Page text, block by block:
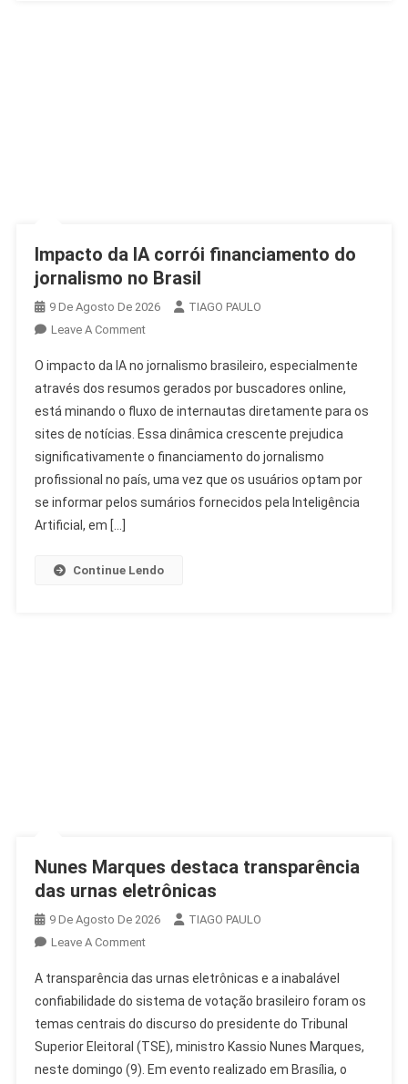
Impacto da IA corrói financiamento do
jornalismo no Brasil
9 De Agosto De 2026
TIAGO PAULO
Leave A CommentOn
Da
IA
Corrói
Financiamento
Do
Jornalismo
No
O impacto da IA no jornalismo brasileiro, especialmente
através dos resumos gerados por buscadores online,
está minando o fluxo de internautas diretamente para os
sites de notícias. Essa dinâmica crescente prejudica
significativamente o financiamento do jornalismo
profissional no país, uma vez que os usuários optam por
se informar pelos sumários fornecidos pela Inteligência
Artificial, em […]
Continue Lendo
Nunes Marques destaca transparência
das urnas eletrônicas
9 De Agosto De 2026
TIAGO PAULO
Leave A CommentOn
Marques
Destaca
Transparência
Das
Urnas
A transparência das urnas eletrônicas e a inabalável
confiabilidade do sistema de votação brasileiro foram os
temas centrais do discurso do presidente do Tribunal
Superior Eleitoral (TSE), ministro Kassio Nunes Marques,
neste domingo (9). Em evento realizado em Brasília, o